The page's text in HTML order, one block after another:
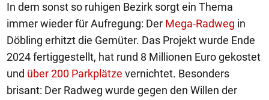
In dem sonst so ruhigen Bezirk sorgt ein Thema
immer wieder für Aufregung: Der Mega-Radweg in
Döbling erhitzt die Gemüter. Das Projekt wurde Ende
2024 fertiggestellt, hat rund 8 Millionen Euro gekostet
und über 200 Parkplätze vernichtet. Besonders
brisant: Der Radweg wurde gegen den Willen der